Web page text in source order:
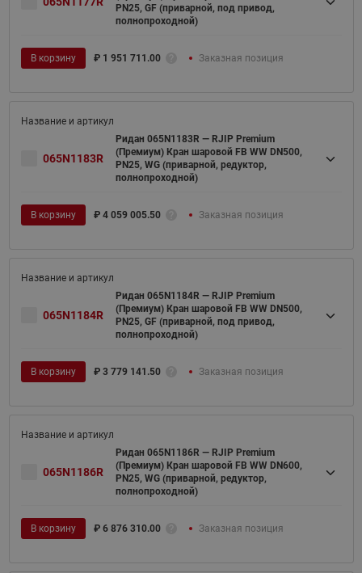
PN25, GF (приварной, под привод,
полнопроходной)
В корзину ₽ 1 951 711.00 Заказная позиция
065N1183R
Ридан 065N1183R — RJIP Premium
(Премиум) Кран шаровой FB WW DN500,
PN25, WG (приварной, редуктор,
полнопроходной)
В корзину ₽ 4 059 005.50 Заказная позиция
065N1184R
Ридан 065N1184R — RJIP Premium
(Премиум) Кран шаровой FB WW DN500,
PN25, GF (приварной, под привод,
полнопроходной)
В корзину ₽ 3 779 141.50 Заказная позиция
065N1186R
Ридан 065N1186R — RJIP Premium
(Премиум) Кран шаровой FB WW DN600,
PN25, WG (приварной, редуктор,
полнопроходной)
В корзину ₽ 6 876 310.00 Заказная позиция